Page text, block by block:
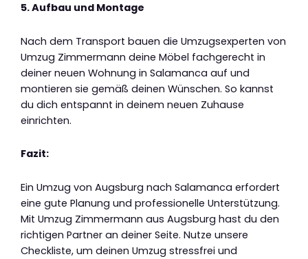
5. Aufbau und Montage
Nach dem Transport bauen die Umzugsexperten von
Umzug Zimmermann deine Möbel fachgerecht in
deiner neuen Wohnung in Salamanca auf und
montieren sie gemäß deinen Wünschen. So kannst
du dich entspannt in deinem neuen Zuhause
einrichten.
Fazit:
Ein Umzug von Augsburg nach Salamanca erfordert
eine gute Planung und professionelle Unterstützung.
Mit Umzug Zimmermann aus Augsburg hast du den
richtigen Partner an deiner Seite. Nutze unsere
Checkliste, um deinen Umzug stressfrei und